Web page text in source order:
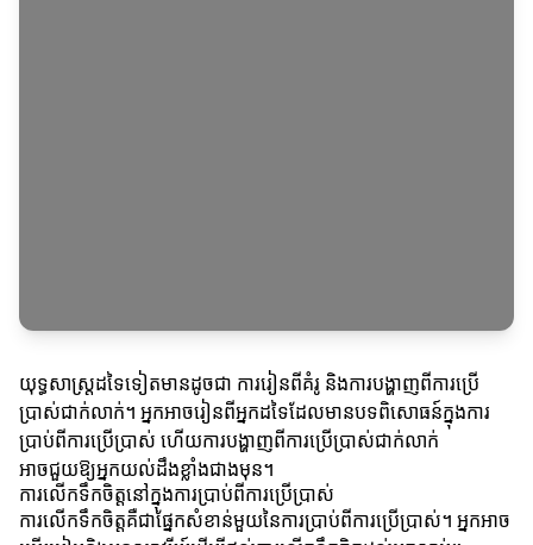
យុទ្ធសាស្ត្រដទៃទៀតមានដូចជា ការរៀនពីគំរូ និងការបង្ហាញពីការប្រើ
ប្រាស់ជាក់លាក់។ អ្នកអាចរៀនពីអ្នកដទៃដែលមានបទពិសោធន៍ក្នុងការ
ប្រាប់ពីការប្រើប្រាស់ ហើយការបង្ហាញពីការប្រើប្រាស់ជាក់លាក់
អាចជួយឱ្យអ្នកយល់ដឹងខ្លាំងជាងមុន។
ការលើកទឹកចិត្តនៅក្នុងការប្រាប់ពីការប្រើប្រាស់
ការលើកទឹកចិត្តគឺជាផ្នែកសំខាន់មួយនៃការប្រាប់ពីការប្រើប្រាស់។ អ្នកអាច